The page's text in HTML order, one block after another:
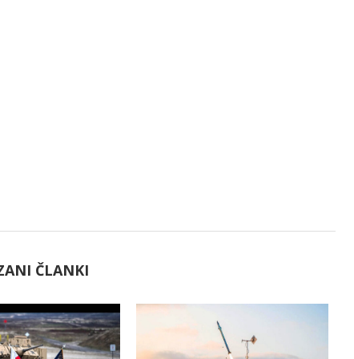
ČLANKI